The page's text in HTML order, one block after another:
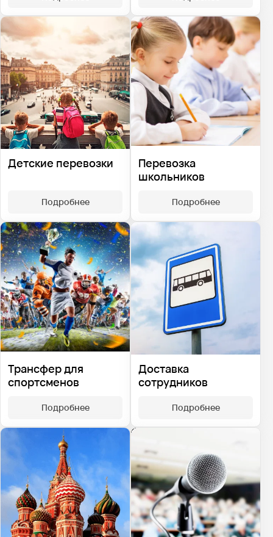
Детские перевозки
Подробнее
Перевозка
школьников
Подробнее
Трансфер для
спортсменов
Подробнее
Доставка
сотрудников
Подробнее